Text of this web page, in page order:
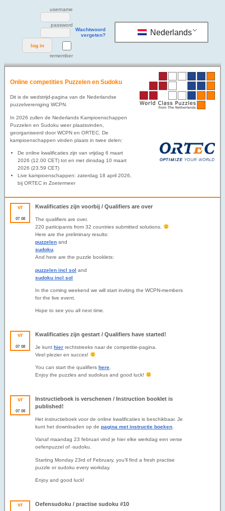
username
password
remember
Wachtwoord
vergeten?
Nederlands
Online competities Puzzelen en Sudoku
Dit is de wedstrijd-pagina van de Nederlandse
puzzelvereniging WCPN.
In 2026 zullen de Nederlands Kampioenschappen
Puzzelen en Sudoku weer plaatsvinden,
georganiseerd door WCPN en ORTEC. De
kampioenschappen vinden plaats in twee delen:
De online kwalificaties zijn van vrijdag 6 maart
2026 (12.00 CET) tot en met dinsdag 10 maart
2026 (23.59 CET)
Live kampioenschappen: zaterdag 18 april 2026,
bij ORTEC in Zoetermeer
vr
07 08
Kwalificaties zijn voorbij / Qualifiers are over
The qualifiers are over.
220 participants from 32 countries submitted solutions.
Here are the preliminary results:
puzzelen and
sudoku.
And here are the puzzle booklets:
puzzelen incl sol and
sudoku incl sol
In the coming weekend we will start inviting the WCPN-members
for the live event.
Hope to see you all next time.
vr
07 08
Kwalificaties zijn gestart / Qualifiers have started!
Je kunthier rechtstreeks naar de competitie-pagina.
Veel plezier en succes!
You can start the qualifiershere.
Enjoy the puzzles and sudokus and good luck!
vr
07 08
Instructieboek is verschenen / Instruction booklet is
published!
Het instructieboek voor de online kwalificaties is beschikbaar. Je
kunt het downloaden op depagina met instructie boeken.
Vanaf maandag 23 februari vind je hier elke werkdag een verse
oefenpuzzel of -sudoku.
Starting Monday 23rd of February, you’ll find a fresh practise
puzzle or sudoku every workday.
Enjoy and good luck!
vr Oefensudoku / practise sudoku #10